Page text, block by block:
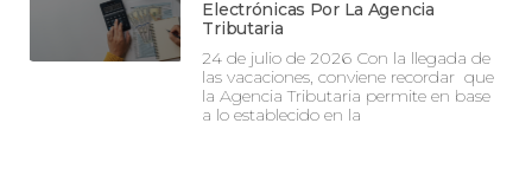
Electrónicas Por La Agencia
Tributaria
24 de julio de 2026 Con la llegada de
las vacaciones, conviene recordar que
la Agencia Tributaria permite en base
a lo establecido en la